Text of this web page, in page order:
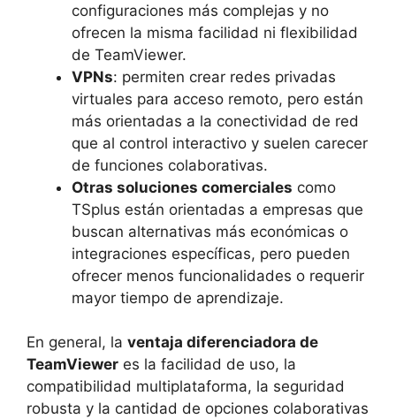
configuraciones más complejas y no
ofrecen la misma facilidad ni flexibilidad
de TeamViewer.
VPNs: permiten crear redes privadas
virtuales para acceso remoto, pero están
más orientadas a la conectividad de red
que al control interactivo y suelen carecer
de funciones colaborativas.
Otras soluciones comerciales como
TSplus están orientadas a empresas que
buscan alternativas más económicas o
integraciones específicas, pero pueden
ofrecer menos funcionalidades o requerir
mayor tiempo de aprendizaje.
En general, la ventaja diferenciadora de
TeamViewer es la facilidad de uso, la
compatibilidad multiplataforma, la seguridad
robusta y la cantidad de opciones colaborativas